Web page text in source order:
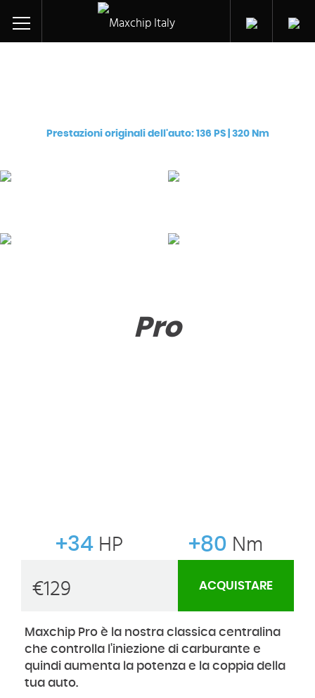
Prestazioni originali dell'auto: 136 PS | 320 Nm
Pro
+34 HP +80 Nm
€129 ACQUISTARE
Maxchip Pro è la nostra classica centralina
che controlla l'iniezione di carburante e
quindi aumenta la potenza e la coppia della
tua auto.